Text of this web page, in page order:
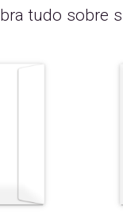
tudo sobre